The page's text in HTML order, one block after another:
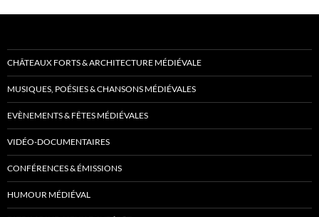
CHÂTEAUX FORTS & ARCHITECTURE MÉDIÉVALE
MUSIQUES, POÉSIES & CHANSONS MÉDIÉVALES
EVÈNEMENTS & FÊTES MÉDIÉVALES
VIDÉO-DOCUMENTAIRES
CONFÉRENCES & ÉMISSIONS
HUMOUR MÉDIÉVAL